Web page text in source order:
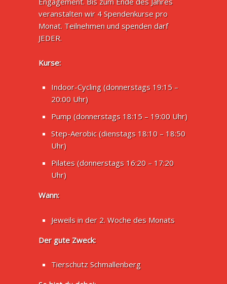
veranstalten wir 4 Spendenkurse pro
Monat. Teilnehmen und spenden darf
JEDER.
Kurse:
Indoor-Cycling (donnerstags 19:15 –
20:00 Uhr)
Pump (donnerstags 18:15 – 19:00 Uhr)
Step-Aerobic (dienstags 18:10 – 18:50
Uhr)
Pilates (donnerstags 16:20 – 17:20
Uhr)
Wann:
Jeweils in der 2. Woche des Monats
Der gute Zweck:
Tierschutz Schmallenberg